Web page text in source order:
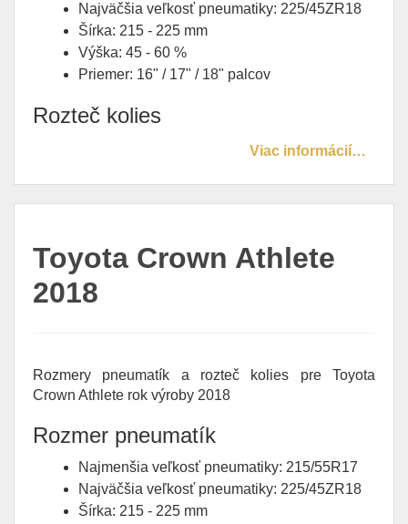
Najväčšia veľkosť pneumatiky: 225/45ZR18
Šírka: 215 - 225 mm
Výška: 45 - 60 %
Priemer: 16" / 17" / 18" palcov
Rozteč kolies
Viac informácií…
Toyota Crown Athlete
2018
Rozmery pneumatík a rozteč kolies pre Toyota
Crown Athlete rok výroby 2018
Rozmer pneumatík
Najmenšia veľkosť pneumatiky: 215/55R17
Najväčšia veľkosť pneumatiky: 225/45ZR18
Šírka: 215 - 225 mm